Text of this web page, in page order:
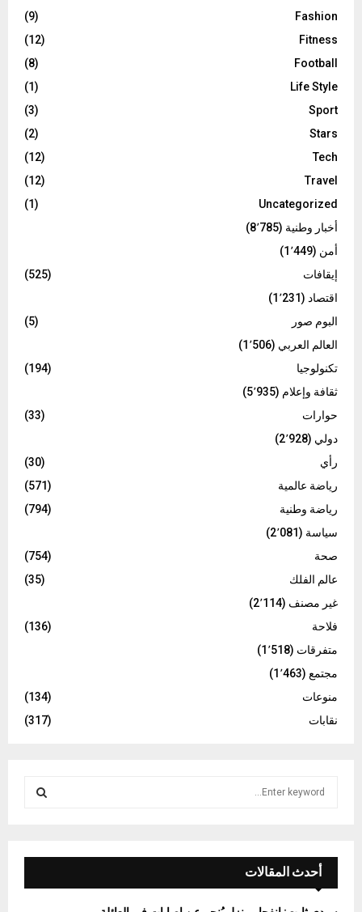
Fashion
(9)
Fitness
(12)
Football
(8)
Life Style
(1)
Sport
(3)
Stars
(2)
Tech
(12)
Travel
(12)
Uncategorized
(1)
أخبار وطنية (8٬785)
أمن (1٬449)
إيقافات
(525)
اقتصاد (1٬231)
البوم صور
(5)
العالم العربي (1٬506)
تكنولوجيا
(194)
ثقافة وإعلام (5٬935)
حوارات
(33)
دولي (2٬928)
رأي
(30)
رياضة عالمية
(571)
رياضة وطنية
(794)
سياسة (2٬081)
صحة
(754)
عالم الفلك
(35)
غير مصنف (2٬114)
فلاحة
(136)
متفرقات (1٬518)
مجتمع (1٬463)
منوعات
(134)
نقابات
(317)
f
E
A
أحدث المقالات